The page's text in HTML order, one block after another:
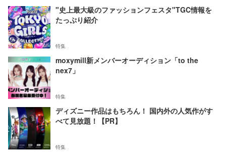
"史上最大級のファッションフェスタ"TGC情報を
たっぷり紹介
特集
moxymill新メンバーオーディション「to the
nex7」
特集
ディズニー作品はもちろん！ 国内外の人気作がす
べて見放題！【PR】
特集